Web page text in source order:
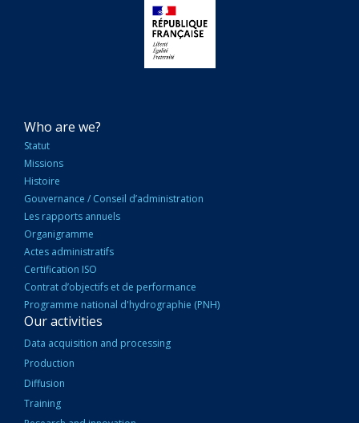
NAVIGATION
PRINCIPALE
Who are we?
Statut
Missions
Histoire
Gouvernance / Conseil d’administration
Les rapports annuels
Organigramme
Actes administratifs
Certification ISO
Contrat d’objectifs et de performance
Programme national d'hydrographie (PNH)
Our activities
Data acquisition and processing
Production
Diffusion
Training